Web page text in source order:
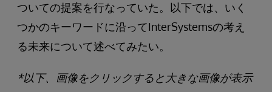
ついての提案を行なっていた。以下では、いく
つかのキーワードに沿ってInterSystemsの考え
る未来について述べてみたい。
*以下、画像をクリックすると大きな画像が表示